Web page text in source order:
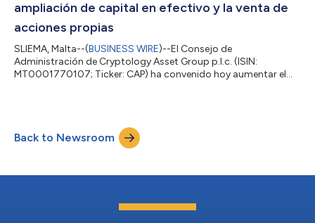
ampliación de capital en efectivo y la venta de
acciones propias
SLIEMA, Malta--(BUSINESS WIRE)--El Consejo de
Administración de Cryptology Asset Group p.l.c. (ISIN:
MT0001770107; Ticker: CAP) ha convenido hoy aumentar el
los últimos meses. Se excluyen los derechos de suscripción de
los accionistas a las nuevas acciones y a las acciones propias.
La empresa ha suscrito acuerdos...
Back to Newsroom